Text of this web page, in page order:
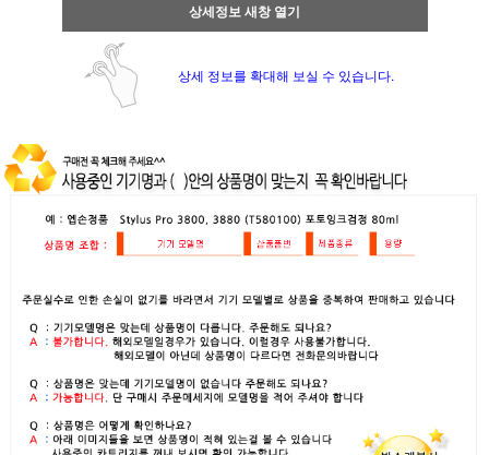
상세정보 새창 열기
상세 정보를 확대해 보실 수 있습니다.